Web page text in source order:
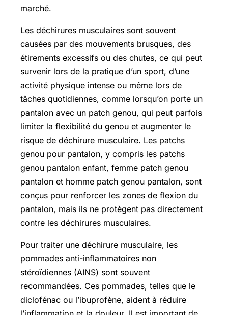
marché.
Les déchirures musculaires sont souvent
causées par des mouvements brusques, des
étirements excessifs ou des chutes, ce qui peut
survenir lors de la pratique d’un sport, d’une
activité physique intense ou même lors de
tâches quotidiennes, comme lorsqu’on porte un
pantalon avec un patch genou, qui peut parfois
limiter la flexibilité du genou et augmenter le
risque de déchirure musculaire. Les patchs
genou pour pantalon, y compris les patchs
genou pantalon enfant, femme patch genou
pantalon et homme patch genou pantalon, sont
conçus pour renforcer les zones de flexion du
pantalon, mais ils ne protègent pas directement
contre les déchirures musculaires.
Pour traiter une déchirure musculaire, les
pommades anti-inflammatoires non
stéroïdiennes (AINS) sont souvent
recommandées. Ces pommades, telles que le
diclofénac ou l’ibuprofène, aident à réduire